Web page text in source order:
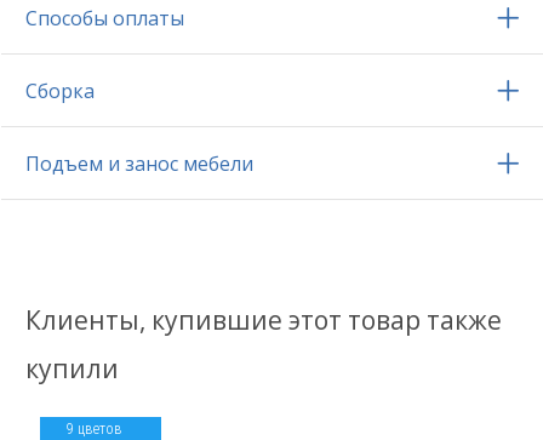
Способы оплаты
Сборка
Подъем и занос мебели
Клиенты, купившие этот товар также
купили
9 цветов